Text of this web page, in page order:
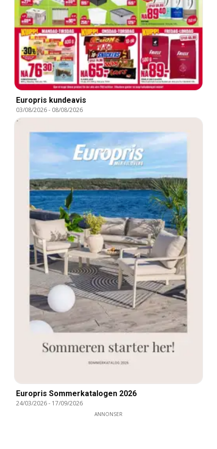
Europris kundeavis
03/08/2026- 08/08/2026
Europris Sommerkatalogen 2026
24/03/2026- 17/09/2026
ANNONSER